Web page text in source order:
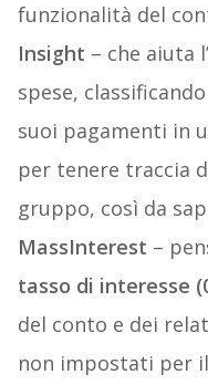
funzionalità del
Insight – che aiuta
spese,
suoi pagamenti in
per tenere traccia
gruppo, così da
MassInterest –
tasso di interesse
del conto e dei
non impostati per